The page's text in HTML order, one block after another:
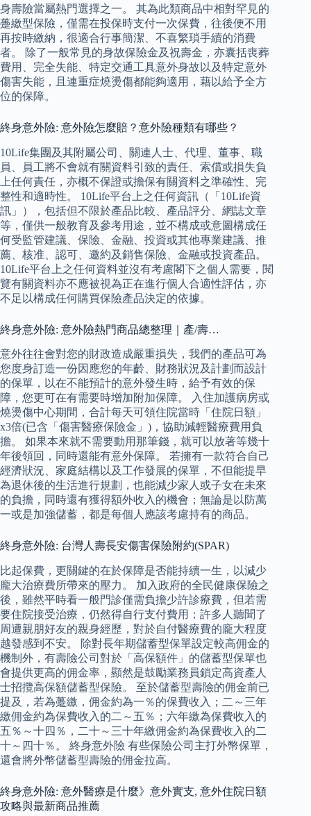
身壽險當屬熱門選擇之一。 其為此類商品中相對罕見的
躉繳型保險，僅需在投保時支付一次保費，往後便不用
再按時繳納，很適合行事簡潔、不喜繁瑣手續的消費
者。 除了一般常見的身故保險金及祝壽金，亦囊括喪葬
費用、完全失能、特定交通工具意外身故以及特定意外
傷害失能，且連重症燒燙傷都能夠適用，藉以給予全方
位的保障。
終身意外險: 意外險怎麼賠？意外險種類有哪些？
10Life集團及其附屬公司、關連人士、代理、董事、職
員、員工將不會就有關資料引致的責任、索償或損失負
上任何責任，亦概不保證或擔保有關資料之準確性、完
整性和適時性。 10Life平台上之任何資訊（「10Life資
訊」），包括但不限於產品比較、產品評分、網誌文章
等，僅供一般教育及參考用途，並不構成或意圖構成任
何受監管建議、保險、金融、投資或其他專業建議、推
薦、核准、認可、邀約及銷售保險、金融或投資產品。
10Life平台上之任何資料並沒有考慮閣下之個人需要，閱
覽有關資料亦不應被視為正在進行個人合適性評估，亦
不足以構成任何購買保險產品決定的依據。
終身意外險: 意外險熱門商品總整理｜產/壽…
意外往往會對您的財政造成嚴重損失，我們的產品可為
您度身訂造一份因應您的年齡、財務狀況及計劃而設計
的保單，以在不能預計的意外發生時，給予有效的保
障，您更可在有需要時增加附加保障。 入住加護病房或
燒燙傷中心期間，合計每天可領住院當時「住院日額」
x3倍(已含「傷害醫療保險金」)，協助減輕醫療費用負
擔。 如果本來就不需要動用那筆錢，就可以放著等幾十
年後領回，同時還能有意外保障。 若擁有一款符合自己
經濟狀況、家庭結構以及工作發展的保單，不但能提早
為退休後的生活進行規劃，也能減少家人或子女在未來
的負擔，同時還有獲得額外收入的機會；無論是以防萬
一或是加強儲蓄，都是每個人應該考慮持有的商品。
終身意外險: 台灣人壽長安傷害保險附約(SPAR)
比起保費，更關鍵的在於保障是否能持續一生，以減少
龐大治療費所帶來的壓力。 加入政府的全民健康保險之
後，雖然平時看一般門診僅需負擔少許診療費，但若需
要住院接受治療，仍然得自行支付費用；許多人聽聞了
周遭親朋好友的親身經歷，對於自付醫療費的龐大程度
越發感到不安。 除對長年期儲蓄型保單設定較高佣金的
機制外，有壽險公司對於「高保額件」的儲蓄型保單也
會提供更高的佣金率，顯然是鼓勵業務員鎖定高資產人
士招攬高保額儲蓄型保險。 至於儲蓄型壽險的佣金前已
提及，若為躉繳，佣金約為一％的保費收入；二～三年
繳佣金約為保費收入的二～五％；六年繳為保費收入的
五％～十四％，二十～三十年繳佣金約為保費收入的二
十～四十％。 終身意外險 有些保險公司主打外幣保單，
還會將外幣儲蓄型壽險的佣金拉高。
終身意外險: 意外醫療是什麼》意外實支, 意外住院日額
攻略與最新商品推薦